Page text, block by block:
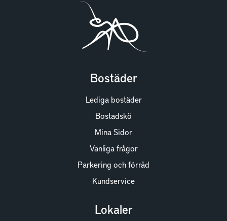
Bostäder
Lediga bostäder
Bostadskö
Mina Sidor
Vanliga frågor
Parkering och förråd
Kundservice
Lokaler